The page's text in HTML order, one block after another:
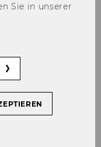
Ar­beit steht
be­glei­tet,
wer­den
Sie in unserer